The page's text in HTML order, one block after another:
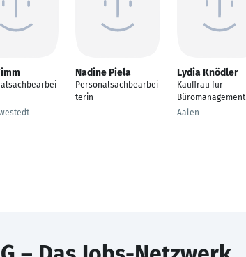
Nadine Piela
Personalsachbearbei
terin
Lydia Knödler
Kauffrau für
Büromanagement
Aalen